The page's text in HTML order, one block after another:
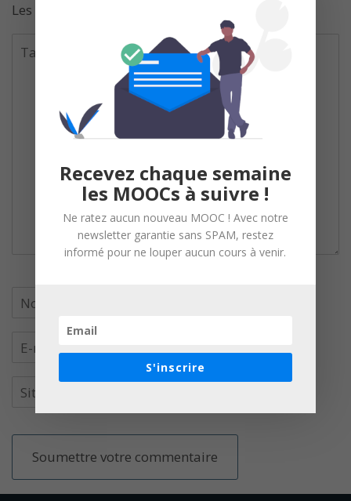
Les champs obligatoires sont indiqués avec
Recevez chaque semaine
les MOOCs à suivre !
Ne ratez aucun nouveau MOOC ! Avec notre
newsletter garantie sans SPAM, restez
informé pour ne louper aucun cours à venir.
S'inscrire